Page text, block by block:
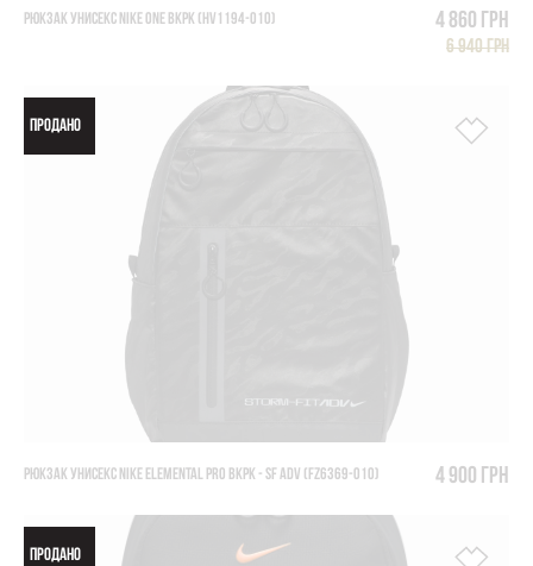
РЮКЗАК УНИСЕКС NIKE ONE BKPK (HV1194-010) 4 860 грн
6 940 грн
ПРОДАНО
РЮКЗАК УНИСЕКС NIKE ELEMENTAL PRO BKPK - SF ADV (FZ6369-010) 4 900 грн
ПРОДАНО